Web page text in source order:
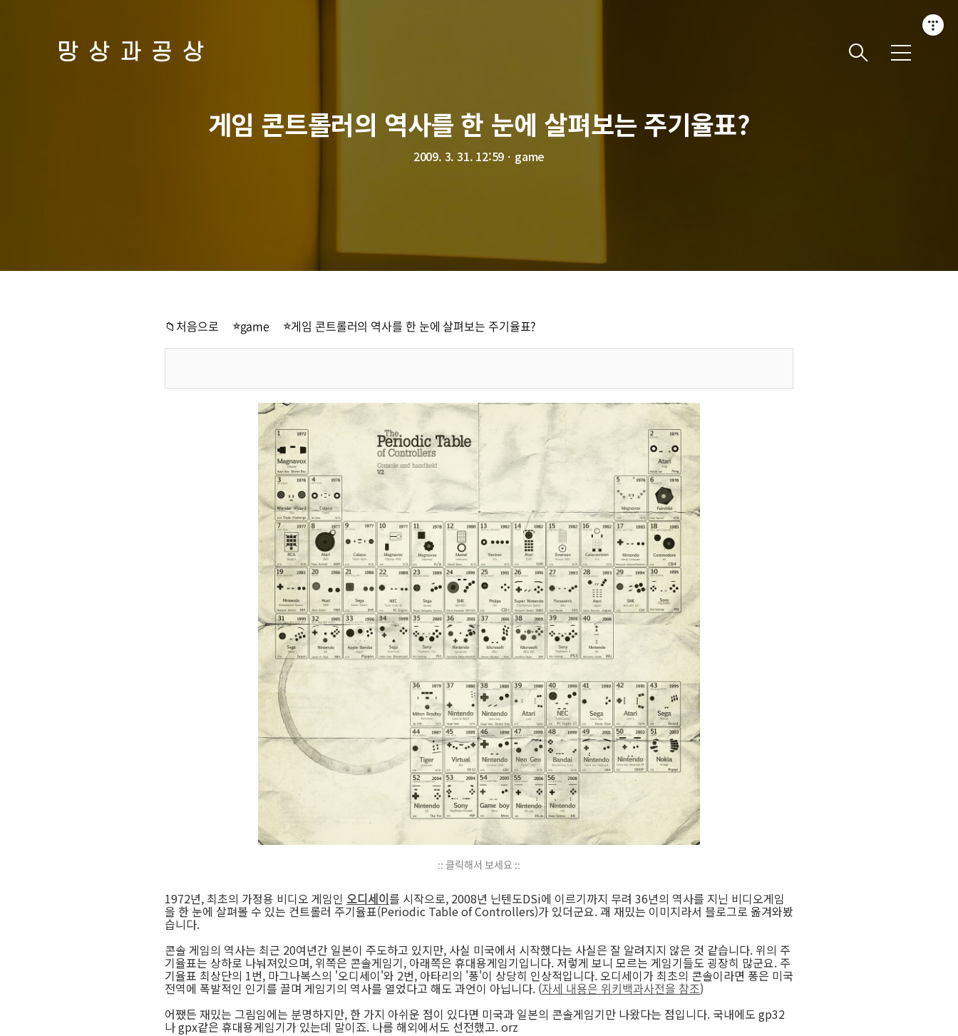
망상과공상 메
게임 콘트롤러의 역사를 한 눈에 살펴보는 주기율표?
2009. 3. 31. 12:59 ㆍ game
📁처음으로 game 게임 콘트롤러의 역사를 한 눈에 살펴보는 주기율표?
:: 클릭해서 보세요 ::
1972년, 최초의 가정용 비디오 게임인 오디세이를 시작으로, 2008년 닌텐도DSi에 이르기까지 무려 36년의 역사를 지닌 비디오게임
을 한 눈에 살펴볼 수 있는 컨트롤러 주기율표(Periodic Table of Controllers)가 있더군요. 괘 재밌는 이미지라서 블로그로 옮겨와봤
습니다.
콘솔 게임의 역사는 최근 20여년간 일본이 주도하고 있지만, 사실 미국에서 시작했다는 사실은 잘 알려지지 않은 것 같습니다. 위의 주
기율표는 상하로 나눠져있으며, 위쪽은 콘솔게임기, 아래쪽은 휴대용게임기입니다. 저렇게 보니 모르는 게임기들도 굉장히 많군요. 주
기율표 최상단의 1번, 마그나복스의 '오디세이'와 2번, 아타리의 '퐁'이 상당히 인상적입니다. 오디세이가 최초의 콘솔이라면 퐁은 미국
전역에 폭발적인 인기를 끌며 게임기의 역사를 열었다고 해도 과언이 아닙니다. (자세 내용은 위키백과사전을 참조)
어쨌든 재밌는 그림임에는 분명하지만, 한 가지 아쉬운 점이 있다면 미국과 일본의 콘솔게임기만 나왔다는 점입니다. 국내에도 gp32
나 gpx같은 휴대용게임기가 있는데 말이죠. 나름 해외에서도 선전했고. orz